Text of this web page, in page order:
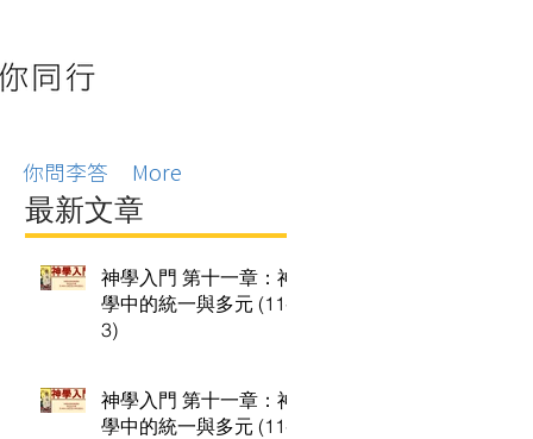
最新文章
神學入門 第十一章：神
學中的統一與多元 (11-
3)
神學入門 第十一章：神
學中的統一與多元 (11-
你問李答 More